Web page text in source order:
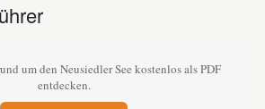
um den Neusiedler See kostenlos als PDF
entdecken.